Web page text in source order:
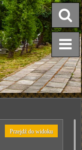
Przejdź do widoku